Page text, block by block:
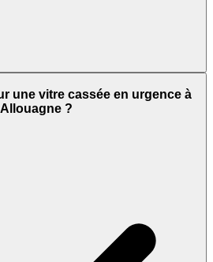
une vitre cassée en urgence à
Allouagne ?